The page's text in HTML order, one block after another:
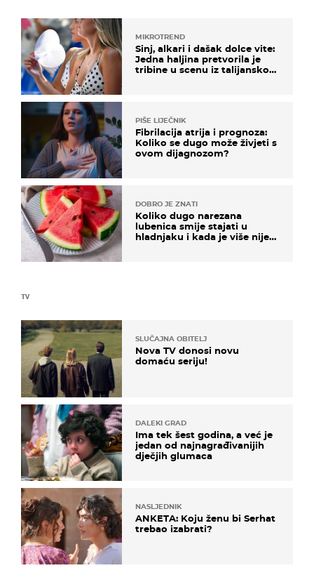
TV
SLUČAJNA OBITELJ
Nova TV donosi novu
domaću seriju!
DALEKI GRAD
Ima tek šest godina, a već je
jedan od najnagrađivanijih
dječjih glumaca
NASLJEDNIK
ANKETA: Koju ženu bi Serhat
trebao izabrati?
MIKROTREND
Sinj, alkari i dašak dolce vite:
Jedna haljina pretvorila je
tribine u scenu iz talijanskog
PIŠE LIJEČNIK
Fibrilacija atrija i prognoza:
Koliko se dugo može živjeti s
ovom dijagnozom?
DOBRO JE ZNATI
Koliko dugo narezana
lubenica smije stajati u
hladnjaku i kada je više nije